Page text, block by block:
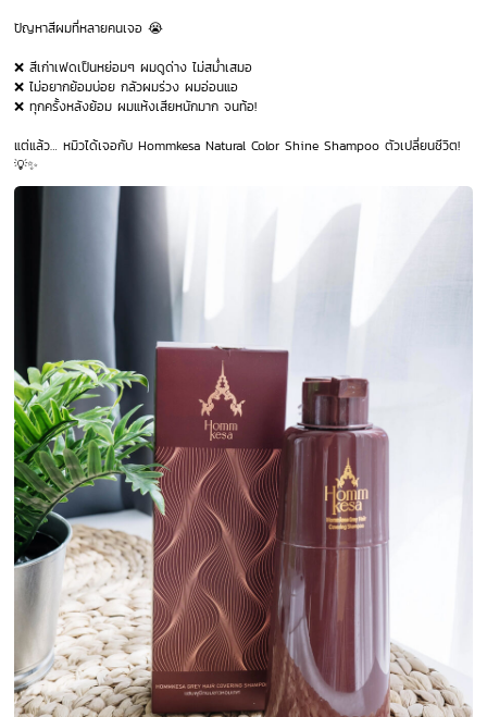
ปัญหาสีผมที่หลายคนเจอ 😭
❌ สีเก่าเฟดเป็นหย่อมๆ ผมดูด่าง ไม่สม่ำเสมอ
❌ ไม่อยากย้อมบ่อย กลัวผมร่วง ผมอ่อนแอ
❌ ทุกครั้งหลังย้อม ผมแห้งเสียหนักมาก จนท้อ!
แต่แล้ว… หมิวได้เจอกับ Hommkesa Natural Color Shine Shampoo ตัวเปลี่ยนชีวิต!
💡✨